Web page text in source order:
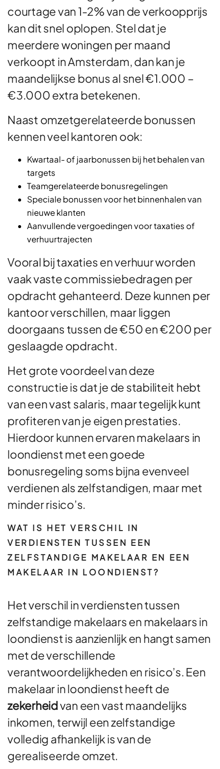
courtage van 1-2% van de verkoopprijs
kan dit snel oplopen. Stel dat je
meerdere woningen per maand
verkoopt in Amsterdam, dan kan je
maandelijkse bonus al snel €1.000 –
€3.000 extra betekenen.
Naast omzetgerelateerde bonussen
kennen veel kantoren ook:
Kwartaal- of jaarbonussen bij het behalen van
targets
Teamgerelateerde bonusregelingen
Speciale bonussen voor het binnenhalen van
nieuwe klanten
Aanvullende vergoedingen voor taxaties of
verhuurtrajecten
Vooral bij taxaties en verhuur worden
vaak vaste commissiebedragen per
opdracht gehanteerd. Deze kunnen per
kantoor verschillen, maar liggen
doorgaans tussen de €50 en €200 per
geslaagde opdracht.
Het grote voordeel van deze
constructie is dat je de stabiliteit hebt
van een vast salaris, maar tegelijk kunt
profiteren van je eigen prestaties.
Hierdoor kunnen ervaren makelaars in
loondienst met een goede
bonusregeling soms bijna evenveel
verdienen als zelfstandigen, maar met
minder risico’s.
WAT IS HET VERSCHIL IN
VERDIENSTEN TUSSEN EEN
ZELFSTANDIGE MAKELAAR EN EEN
MAKELAAR IN LOONDIENST?
Het verschil in verdiensten tussen
zelfstandige makelaars en makelaars in
loondienst is aanzienlijk en hangt samen
met de verschillende
verantwoordelijkheden en risico’s. Een
makelaar in loondienst heeft de
zekerheidvan een vast maandelijks
inkomen, terwijl een zelfstandige
volledig afhankelijk is van de
gerealiseerde omzet.